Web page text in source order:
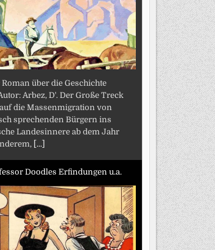
über die Geschichte
Arbez, D'. Der Große Treck
die Massenmigration von
sprechenden Bürgern ins
Landesinnere ab dem Jahr
[...]
Doodles Erfindungen u.a.